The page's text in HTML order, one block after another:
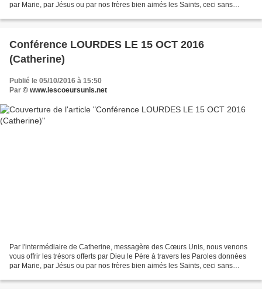
par Marie, par Jésus ou par nos frères bien aimés les Saints, ceci sans
Conférence LOURDES LE 15 OCT 2016
(Catherine)
Publié le 05/10/2016 à 15:50
Par © www.lescoeursunis.net
Par l'intermédiaire de Catherine, messagère des Cœurs Unis, nous venons
vous offrir les trésors offerts par Dieu le Père à travers les Paroles données
par Marie, par Jésus ou par nos frères bien aimés les Saints, ceci sans